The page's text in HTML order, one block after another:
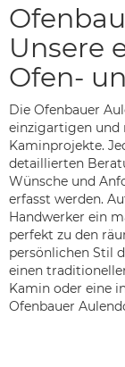
Unsere
Ofen-
Die Ofenbauer
einzigartigen und
Kaminprojekte.
detaillierten
Wünsche und
erfasst werden.
Handwerker ein
perfekt zu den
persönlichen Stil
einen
Kamin oder eine
Ofenbauer